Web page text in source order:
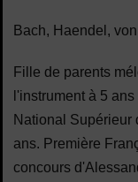
Bach, Haendel,
Fille de parents
l'instrument à 5
National Supérieur
ans. Première
concours